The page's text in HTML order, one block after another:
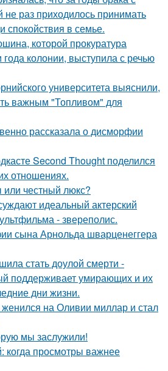
раз приходилось принимать
спокойствия в семье.
которой прокуратура
года колонии, выступила с речью
университета выяснили,
важным "Топливом" для
рассказала о дисморфии
Second Thought поделился
отношениях.
честный люкс?
идеальный актерский
- звереполис.
сына Арнольда шварценеггера
стать доулой смерти -
поддерживает умирающих и их
дни жизни.
на Оливии миллар и стал
мы заслужили!
когда просмотры важнее